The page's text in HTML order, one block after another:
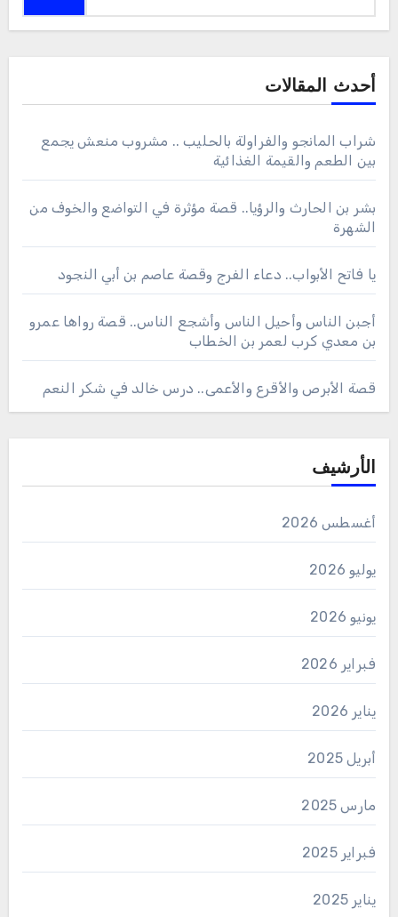
أحدث المقالات
شراب المانجو والفراولة بالحليب .. مشروب منعش يجمع
بين الطعم والقيمة الغذائية
بشر بن الحارث والرؤيا.. قصة مؤثرة في التواضع والخوف من
الشهرة
يا فاتح الأبواب.. دعاء الفرج وقصة عاصم بن أبي النجود
أجبن الناس وأحيل الناس وأشجع الناس.. قصة رواها عمرو
بن معدي كرب لعمر بن الخطاب
قصة الأبرص والأقرع والأعمى.. درس خالد في شكر النعم
الأرشيف
أغسطس 2026
يوليو 2026
يونيو 2026
فبراير 2026
يناير 2026
أبريل 2025
مارس 2025
فبراير 2025
يناير 2025